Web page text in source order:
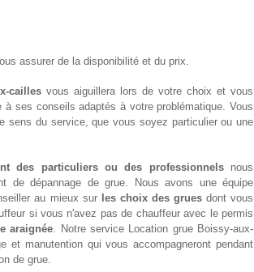
assurer de la disponibilité et du prix.
cailles vous aiguillera lors de votre choix et vous
à ses conseils adaptés à votre problématique. Vous
sens du service, que vous soyez particulier ou une
des particuliers ou des professionnelsnous
de dépannage de grue. Nous avons une équipe
au mieux sur les choix des gruesdont vous
si vous n'avez pas de chauffeur avec le permis
araignée. Notre service Location grue Boissy-aux-
et manutention qui vous accompagneront pendant
de grue.